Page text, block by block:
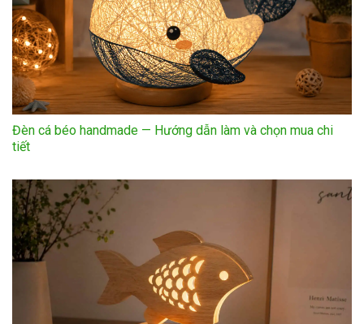
Đèn cá béo handmade — Hướng dẫn làm và chọn mua chi
tiết